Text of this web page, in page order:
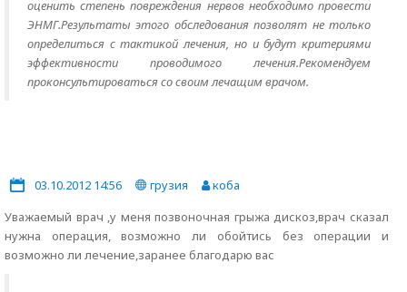
оценить степень повреждения нервов необходимо провести
ЭНМГ.Результаты этого обследования позволят не только
определиться с тактикой лечения, но и будут критериями
эффективности проводимого лечения.Рекомендуем
проконсультироваться со своим лечащим врачом.
03.10.2012 14:56 грузия
коба
Уважаемый врач ,у меня позвоночная грыжа дискоз,врач сказал
нужна операция, возможно ли обойтись без операции и
возможно ли лечение,заранее благодарю вас